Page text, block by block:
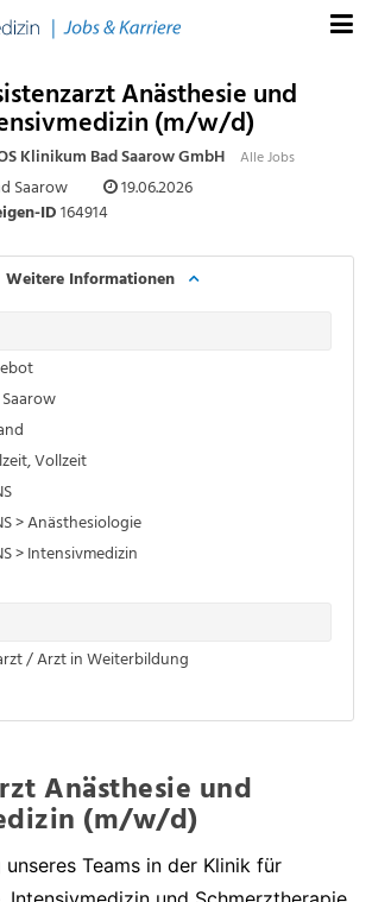
Anästhesie und
(m/w/d)
Klinikum Bad Saarow GmbH Alle Jobs
Saarow
19.06.2026
ID164914
Weitere Informationen
,Vollzeit
> Anästhesiologie
> Intensivmedizin
/ Arzt in Weiterbildung
Anästhesie und
(m/w/d)
Teams in der Klinik für